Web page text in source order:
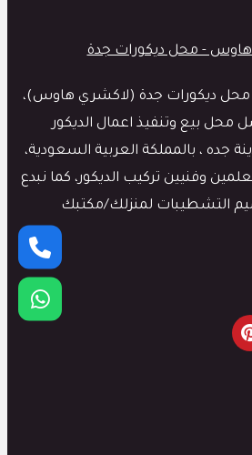
محل ديكورات جدة (لاكشري هاوس)،
محل بيع وتنفيذ اعمال الديكور
جده ، بالمملكة العربية السعودية،
وفنيين تركيب الديكور، كما نبدع
التشطيبات لمنزلك/مكتبك